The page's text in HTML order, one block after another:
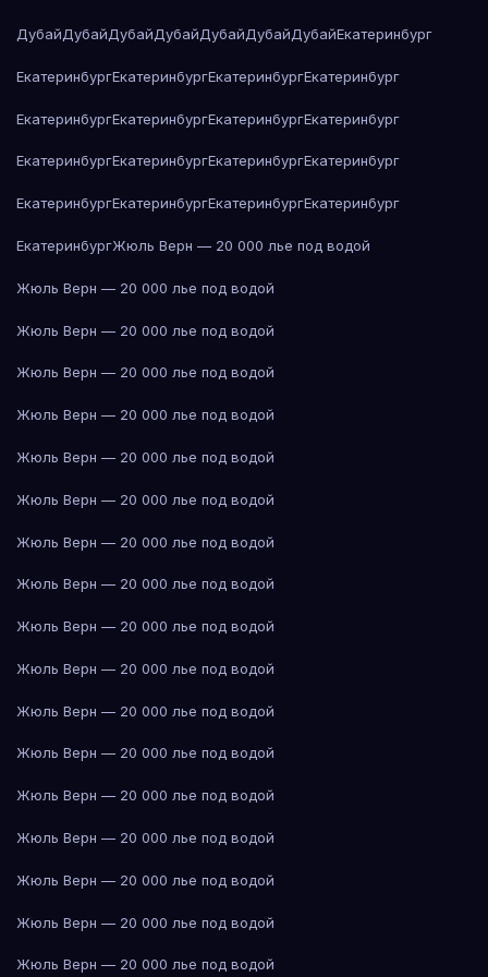
ДубайДубайДубайДубайДубайДубайДубайЕкатеринбург
ЕкатеринбургЕкатеринбургЕкатеринбургЕкатеринбург
ЕкатеринбургЕкатеринбургЕкатеринбургЕкатеринбург
ЕкатеринбургЕкатеринбургЕкатеринбургЕкатеринбург
ЕкатеринбургЕкатеринбургЕкатеринбургЕкатеринбург
ЕкатеринбургЖюль Верн — 20 000 лье под водой
Жюль Верн — 20 000 лье под водой
Жюль Верн — 20 000 лье под водой
Жюль Верн — 20 000 лье под водой
Жюль Верн — 20 000 лье под водой
Жюль Верн — 20 000 лье под водой
Жюль Верн — 20 000 лье под водой
Жюль Верн — 20 000 лье под водой
Жюль Верн — 20 000 лье под водой
Жюль Верн — 20 000 лье под водой
Жюль Верн — 20 000 лье под водой
Жюль Верн — 20 000 лье под водой
Жюль Верн — 20 000 лье под водой
Жюль Верн — 20 000 лье под водой
Жюль Верн — 20 000 лье под водой
Жюль Верн — 20 000 лье под водой
Жюль Верн — 20 000 лье под водой
Жюль Верн — 20 000 лье под водой